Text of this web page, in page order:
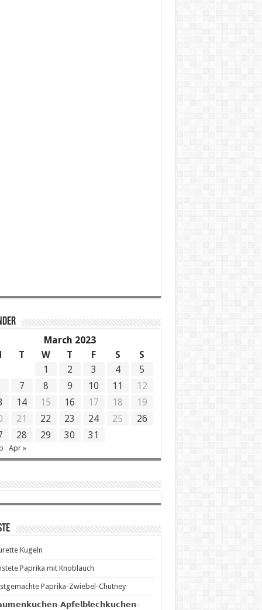
March 2023
T W T F S
S
1
2 3 4
5
7 8 9 10 11
12
14 15 16 17 18
19
21 22 23 24 25
26
28 29 30 31
Apr »
Kugeln
Paprika mit Knoblauch
Paprika-Zwiebel-Chutney
𝗔𝗽𝗳𝗲𝗹𝗯𝗹𝗲𝗰𝗵𝗸𝘂𝗰𝗵𝗲𝗻-